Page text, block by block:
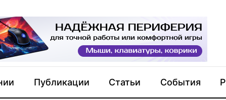
Публикации Статьи События